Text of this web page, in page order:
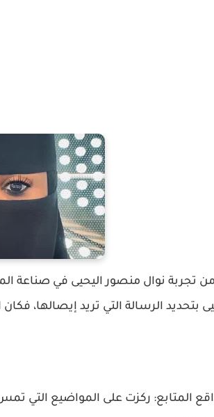
تجربة نوال منصور اليحيى في صناعة
بتحديد الرسالة التي تريد إيصالها،
المتابع: ركزت على المواضيع التي